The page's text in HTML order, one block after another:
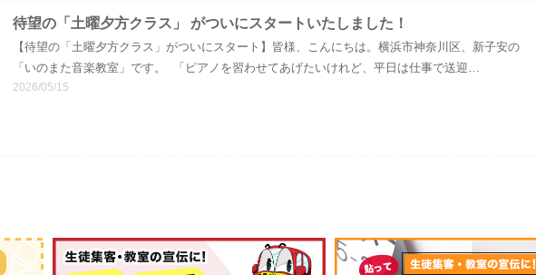
待望の「土曜夕方クラス」 がついにスタートいたしました！
【待望の「土曜夕方クラス」がついにスタート】皆様、こんにちは。横浜市神奈川区、新子安の
「いのまた音楽教室」です。 「ピアノを習わせてあげたいけれど、平日は仕事で送迎…
2026/05/15